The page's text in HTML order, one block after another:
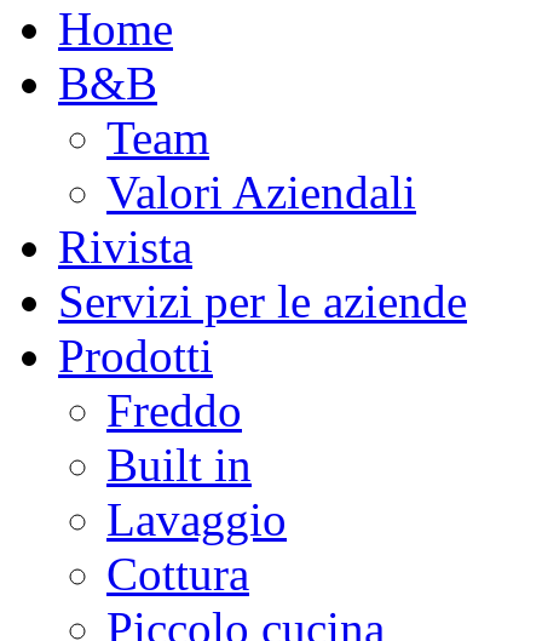
Home
B&B
Team
Valori Aziendali
Rivista
Servizi per le aziende
Prodotti
Freddo
Built in
Lavaggio
Cottura
Piccolo cucina